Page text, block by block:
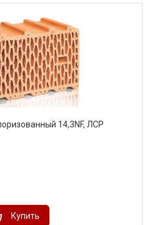
14,3NF, ЛСР
Купить